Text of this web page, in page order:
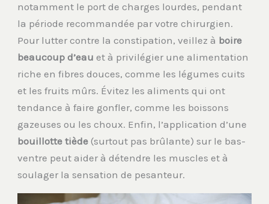
notamment le port de charges lourdes, pendant
la période recommandée par votre chirurgien.
Pour lutter contre la constipation, veillez à boire
beaucoup d’eau et à privilégier une alimentation
riche en fibres douces, comme les légumes cuits
et les fruits mûrs. Évitez les aliments qui ont
tendance à faire gonfler, comme les boissons
gazeuses ou les choux. Enfin, l’application d’une
bouillotte tiède (surtout pas brûlante) sur le bas-
ventre peut aider à détendre les muscles et à
soulager la sensation de pesanteur.